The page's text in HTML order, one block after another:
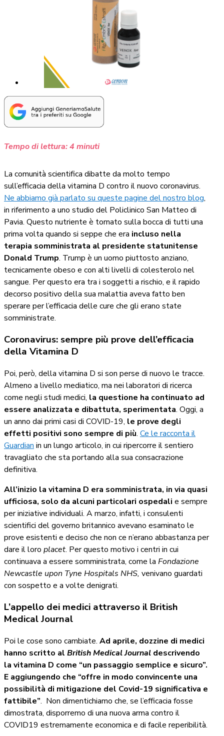
Tempo di lettura:4 minuti
La comunità scientifica dibatte da molto tempo
sull’efficacia della vitamina D contro il nuovo coronavirus.
Ne abbiamo già parlato su queste pagine del nostro blog,
in riferimento a uno studio del Policlinico San Matteo di
Pavia. Questo nutriente è tornato sulla bocca di tutti una
prima volta quando si seppe che era incluso nella
terapia somministrata al presidente statunitense
Donald Trump. Trump è un uomo piuttosto anziano,
tecnicamente obeso e con alti livelli di colesterolo nel
sangue. Per questo era tra i soggetti a rischio, e il rapido
decorso positivo della sua malattia aveva fatto ben
sperare per l’efficacia delle cure che gli erano state
somministrate.
Coronavirus: sempre più prove dell’efficacia
della Vitamina D
Poi, però, della vitamina D si son perse di nuovo le tracce.
Almeno a livello mediatico, ma nei laboratori di ricerca
come negli studi medici, la questione ha continuato ad
essere analizzata e dibattuta, sperimentata. Oggi, a
un anno dai primi casi di COVID-19, le prove degli
effetti positivi sono sempre di più. Ce le racconta il
Guardian in un lungo articolo, in cui ripercorre il sentiero
travagliato che sta portando alla sua consacrazione
definitiva.
All’inizio la vitamina D era somministrata, in via quasi
ufficiosa, solo da alcuni particolari ospedali e sempre
per iniziative individuali. A marzo, infatti, i consulenti
scientifici del governo britannico avevano esaminato le
prove esistenti e deciso che non ce n’erano abbastanza per
dare il loro placet. Per questo motivo i centri in cui
continuava a essere somministrata, come la Fondazione
Newcastle upon Tyne Hospitals NHS, venivano guardati
con sospetto e a volte denigrati.
L’appello dei medici attraverso il British
Medical Journal
Poi le cose sono cambiate. Ad aprile, dozzine di medici
hanno scritto al British Medical Journal descrivendo
la vitamina D come “un passaggio semplice e sicuro”.
E aggiungendo che “offre in modo convincente una
possibilità di mitigazione del Covid-19 significativa e
fattibile”. Non dimentichiamo che, se l’efficacia fosse
dimostrata, disporremo di una nuova arma contro il
COVID19 estremamente economica e di facile reperibilità.